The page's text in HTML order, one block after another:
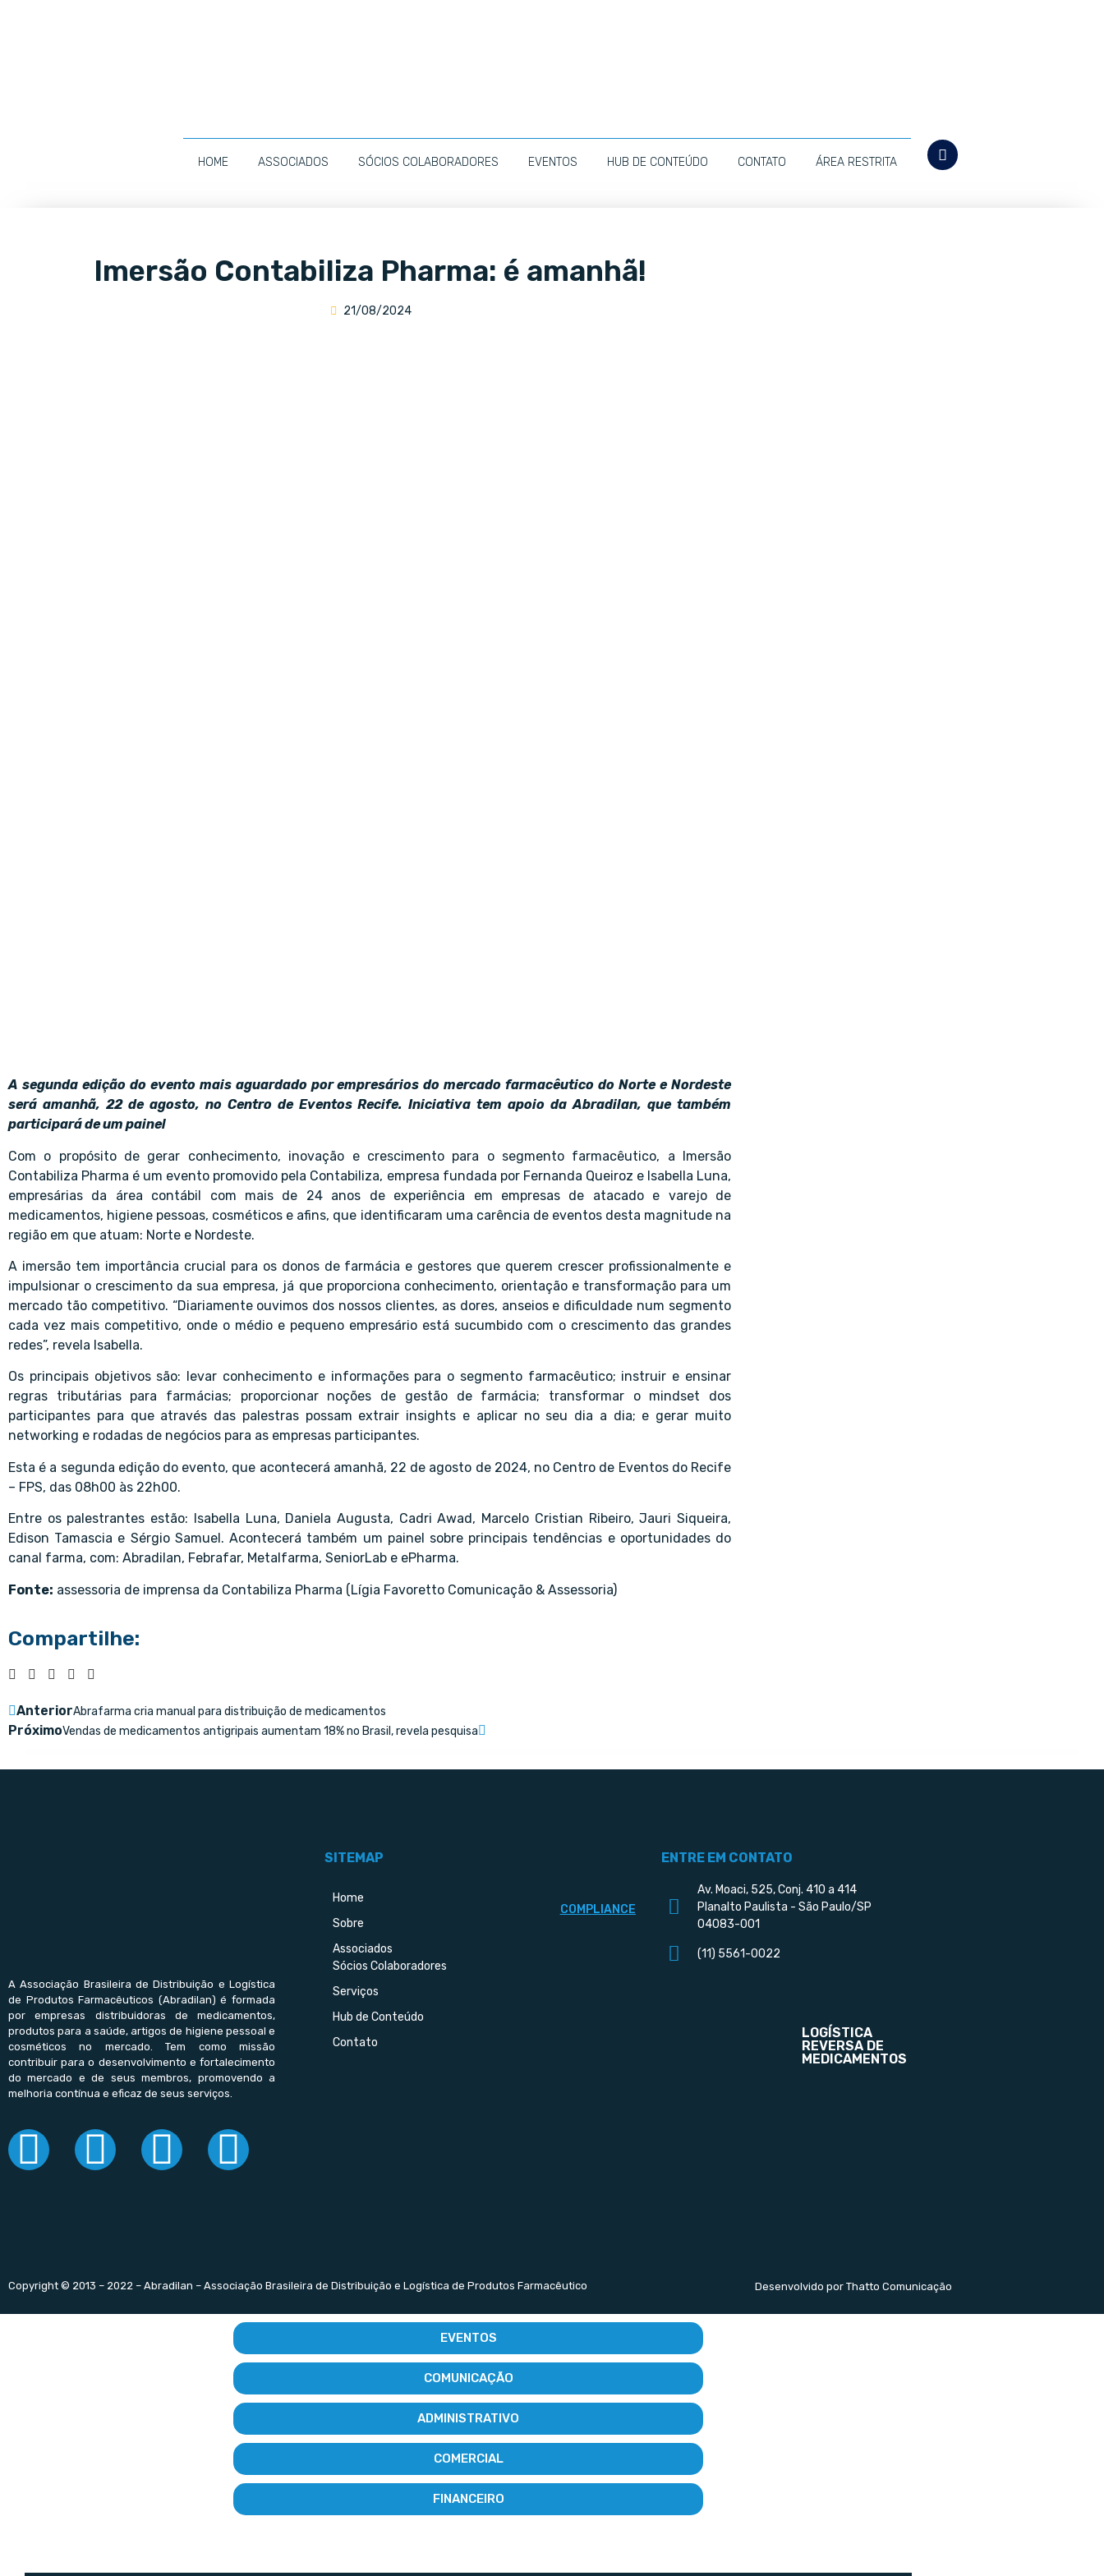
HOME ASSOCIADOS SÓCIOS COLABORADORES EVENTOS HUB DE CONTEÚDO CONTATO ÁREA RESTRITA
Imersão Contabiliza Pharma: é amanhã!
21/08/2024
A segunda edição do evento mais aguardado por empresários do mercado farmacêutico do Norte e Nordeste
será amanhã, 22 de agosto, no Centro de Eventos Recife. Iniciativa tem apoio da Abradilan, que também
participará de um painel
Com o propósito de gerar conhecimento, inovação e crescimento para o segmento farmacêutico, a Imersão
Contabiliza Pharma é um evento promovido pela Contabiliza, empresa fundada por Fernanda Queiroz e Isabella Luna,
empresárias da área contábil com mais de 24 anos de experiência em empresas de atacado e varejo de
medicamentos, higiene pessoas, cosméticos e afins, que identificaram uma carência de eventos desta magnitude na
região em que atuam: Norte e Nordeste.
A imersão tem importância crucial para os donos de farmácia e gestores que querem crescer profissionalmente e
impulsionar o crescimento da sua empresa, já que proporciona conhecimento, orientação e transformação para um
mercado tão competitivo. “Diariamente ouvimos dos nossos clientes, as dores, anseios e dificuldade num segmento
cada vez mais competitivo, onde o médio e pequeno empresário está sucumbido com o crescimento das grandes
redes”, revela Isabella.
Os principais objetivos são: levar conhecimento e informações para o segmento farmacêutico; instruir e ensinar
regras tributárias para farmácias; proporcionar noções de gestão de farmácia; transformar o mindset dos
participantes para que através das palestras possam extrair insights e aplicar no seu dia a dia; e gerar muito
networking e rodadas de negócios para as empresas participantes.
Esta é a segunda edição do evento, que acontecerá amanhã, 22 de agosto de 2024, no Centro de Eventos do Recife
– FPS, das 08h00 às 22h00.
Entre os palestrantes estão: Isabella Luna, Daniela Augusta, Cadri Awad, Marcelo Cristian Ribeiro, Jauri Siqueira,
Edison Tamascia e Sérgio Samuel. Acontecerá também um painel sobre principais tendências e oportunidades do
canal farma, com: Abradilan, Febrafar, Metalfarma, SeniorLab e ePharma.
Fonte: assessoria de imprensa da Contabiliza Pharma (Lígia Favoretto Comunicação & Assessoria)
Compartilhe:
AnteriorAbrafarma cria manual para distribuição de medicamentos
PróximoVendas de medicamentos antigripais aumentam 18% no Brasil, revela pesquisa
A Associação Brasileira de Distribuição e Logística
de Produtos Farmacêuticos (Abradilan) é formada
por empresas distribuidoras de medicamentos,
produtos para a saúde, artigos de higiene pessoal e
cosméticos no mercado. Tem como missão
contribuir para o desenvolvimento e fortalecimento
do mercado e de seus membros, promovendo a
melhoria contínua e eficaz de seus serviços.
SITEMAP
Home
Sobre
Associados
Sócios Colaboradores
Serviços
Hub de Conteúdo
Contato
COMPLIANCE
ENTRE EM CONTATO
Av. Moaci, 525, Conj. 410 a 414
Planalto Paulista - São Paulo/SP
04083-001
(11) 5561-0022
LOGÍSTICA
REVERSA DE
MEDICAMENTOS
Copyright © 2013 – 2022 – Abradilan – Associação Brasileira de Distribuição e Logística de Produtos Farmacêutico Desenvolvido por Thatto Comunicação
EVENTOS
COMUNICAÇÃO
ADMINISTRATIVO
COMERCIAL
FINANCEIRO